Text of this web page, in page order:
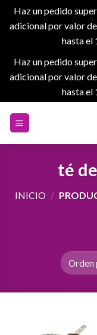
Haz un pedido
adicional por valor
hasta el
Haz un pedido
adicional por valor
hasta el
té
INICIO /